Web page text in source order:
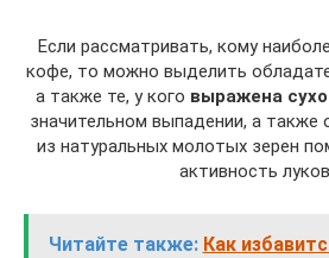
Если рассматривать, кому
кофе, то можно выделить
а также те, у кого выражена
значительном выпадении, а также
из натуральных молотых зерен
активность
Читайте также: Как